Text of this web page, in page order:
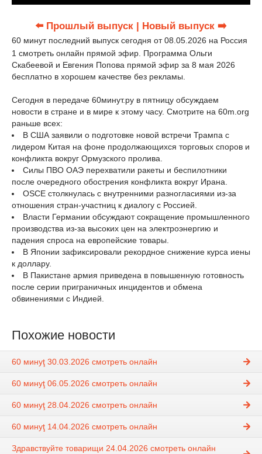
⬅️ Прошлый выпуск | Новый выпуск ➡️
60 минут последний выпуск сегодня от 08.05.2026 на Россия
1 смотреть онлайн прямой эфир. Программа Ольги
Скабеевой и Евгения Попова прямой эфир за 8 мая 2026
бесплатно в хорошем качестве без рекламы.
Сегодня в передаче 60минут.ру в пятницу обсуждаем
новости в стране и в мире к этому часу. Смотрите на 60m.org
раньше всех:
В США заявили о подготовке новой встречи Трампа с
лидером Китая на фоне продолжающихся торговых споров и
конфликта вокруг Ормузского пролива.
Силы ПВО ОАЭ перехватили ракеты и беспилотники
после очередного обострения конфликта вокруг Ирана.
OSCE столкнулась с внутренними разногласиями из-за
отношения стран-участниц к диалогу с Россией.
Власти Германии обсуждают сокращение промышленного
производства из-за высоких цен на электроэнергию и
падения спроса на европейские товары.
В Японии зафиксировали рекордное снижение курса иены
к доллару.
В Пакистане армия приведена в повышенную готовность
после серии приграничных инцидентов и обмена
обвинениями с Индией.
Похожие новости
60 минуţ 30.03.2026 смотреть онлайн
60 минуţ 06.05.2026 смотреть онлайн
60 минуţ 28.04.2026 смотреть онлайн
60 минуţ 14.04.2026 смотреть онлайн
Здравствуйте товарищи 24.04.2026 смотреть онлайн